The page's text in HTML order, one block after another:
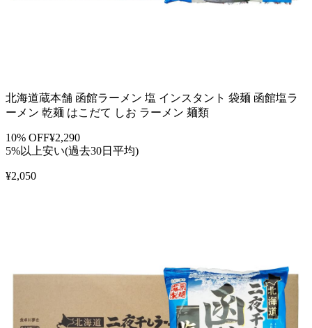
北海道蔵本舗 函館ラーメン 塩 インスタント 袋麺 函館塩ラ
ーメン 乾麺 はこだて しお ラーメン 麺類
10% OFF¥2,290
5%以上安い(過去30日平均)
¥2,050